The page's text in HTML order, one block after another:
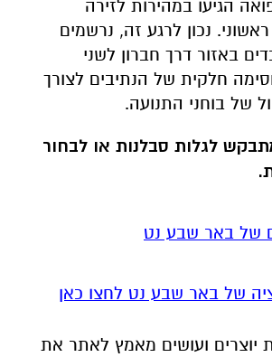
הגיעו במהירות לזירה
נכון לרגע זה, נרשמים
באזור דרך חברון לשני
חלקית של הנתיבים לצורך
של בוחני התנועה.
לגלות סבלנות או לבחור
של באר שבע נט
של באר שבע נט לחצו כאן
יוצרים ועושים מאמץ לאתר את